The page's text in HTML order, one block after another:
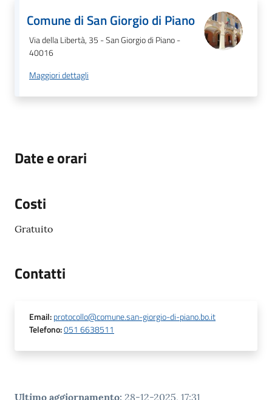
Tutti
argomenti...
Comune di San Giorgio di Piano
Via della Libertà, 35 - San Giorgio di Piano -
40016
Maggiori dettagli
Date e orari
Costi
Gratuito
Contatti
Email:protocollo@comune.san-giorgio-di-piano.bo.it
Telefono:051 6638511
Ultimo aggiornamento: 28-12-2025, 17:31